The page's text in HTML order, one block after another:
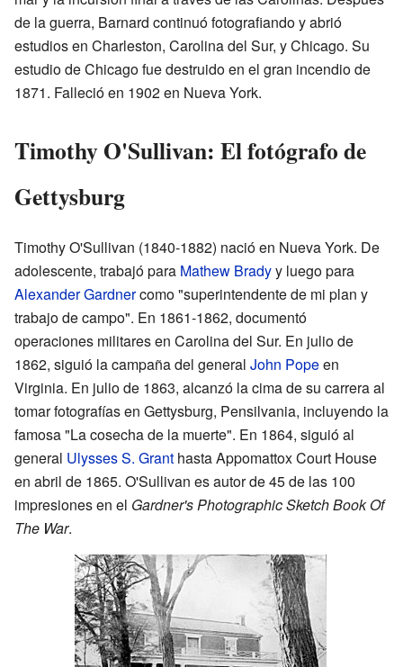
de la guerra, Barnard continuó fotografiando y abrió
estudios en Charleston, Carolina del Sur, y Chicago. Su
estudio de Chicago fue destruido en el gran incendio de
1871. Falleció en 1902 en Nueva York.
Timothy O'Sullivan: El fotógrafo de
Gettysburg
Timothy O'Sullivan (1840-1882) nació en Nueva York. De
adolescente, trabajó para Mathew Bradyy luego para
Alexander Gardnercomo "superintendente de mi plan y
trabajo de campo". En 1861-1862, documentó
operaciones militares en Carolina del Sur. En julio de
1862, siguió la campaña del general John Popeen
Virginia. En julio de 1863, alcanzó la cima de su carrera al
tomar fotografías en Gettysburg, Pensilvania, incluyendo la
famosa "La cosecha de la muerte". En 1864, siguió al
general Ulysses S. Grant hasta Appomattox Court House
en abril de 1865. O'Sullivan es autor de 45 de las 100
impresiones en el Gardner's Photographic Sketch Book Of
The War.